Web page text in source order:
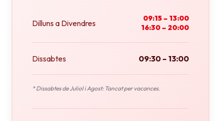
Dilluns a Divendres
09:15 – 13:00
16:30 – 20:00
Dissabtes 09:30 – 13:00
* Dissabtes de Juliol i Agost: Tancat per vacances.